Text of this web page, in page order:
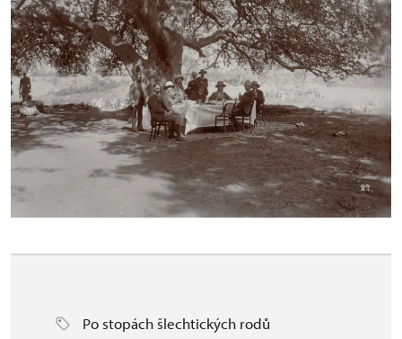
Po stopách šlechtických rodů